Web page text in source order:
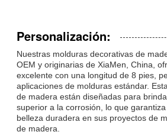
Personalización:
Nuestras molduras decorativas de
OEM y originarias de XiaMen, China,
excelente con una longitud de 8 pies,
aplicaciones de molduras estándar.
de madera están diseñadas para
superior a la corrosión, lo que
belleza duradera en sus proyectos de
de madera.